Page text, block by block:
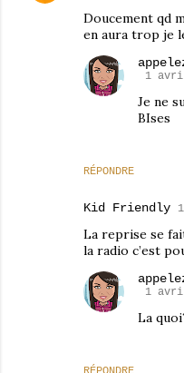
Doucement qd
en aura trop je
RÉPONDRE
1
Je ne
BIses
Kid Friendly
La reprise se
la radio c’est
1
La